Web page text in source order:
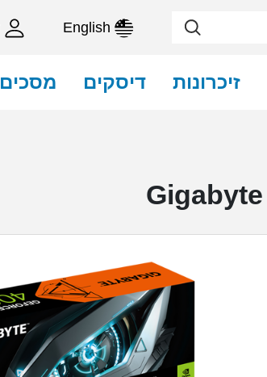
זיכרונות דיסקים מסכים